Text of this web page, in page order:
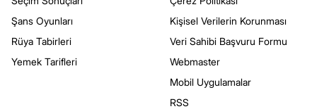
Şans Oyunları
Rüya Tabirleri
Yemek Tarifleri
Kişisel Verilerin Korunması
Veri Sahibi Başvuru Formu
Webmaster
Mobil Uygulamalar
RSS